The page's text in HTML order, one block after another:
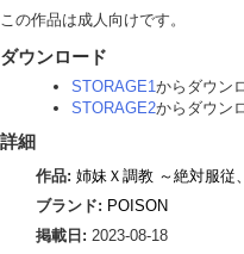
この作品は成人向けです。
ダウンロード
STORAGE1からダウン
STORAGE2からダウン
詳細
作品: 姉妹Ｘ調教 ～絶対服従
ブランド: POISON
掲載日: 2023-08-18